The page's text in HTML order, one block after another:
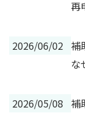
再
2026/06/02 補
な
2026/05/08 補